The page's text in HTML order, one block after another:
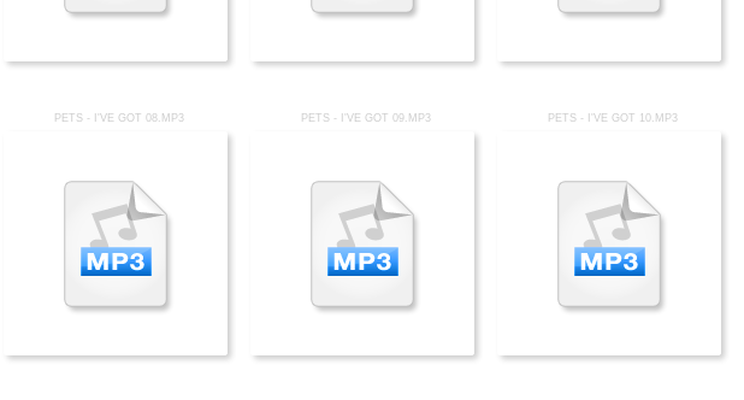
PETS - I'VE GOT 08.MP3 PETS - I'VE GOT 09.MP3 PETS - I'VE GOT 10.MP3